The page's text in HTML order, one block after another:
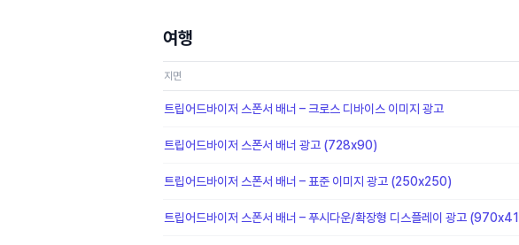
여행
지면
트립어드바이저 스폰서 배너 – 크로스 디바이스 이미지 광고
트립어드바이저 스폰서 배너 광고 (728x90)
트립어드바이저 스폰서 배너 – 표준 이미지 광고 (250x250)
트립어드바이저 스폰서 배너 – 푸시다운/확장형 디스플레이 광고